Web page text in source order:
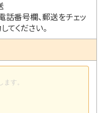
話番号欄、郵送をチェッ
てください。